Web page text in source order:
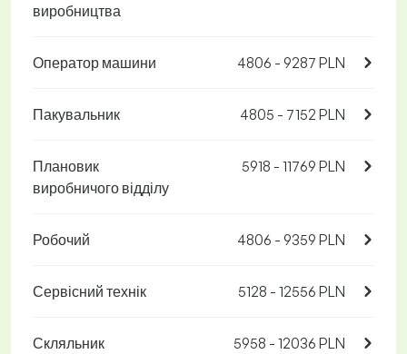
виробництва
Оператор машини 4806 - 9287 PLN
Пакувальник 4805 - 7152 PLN
Плановик
виробничого відділу
5918 - 11769 PLN
Робочий 4806 - 9359 PLN
Сервісний технік 5128 - 12556 PLN
Скляльник 5958 - 12036 PLN